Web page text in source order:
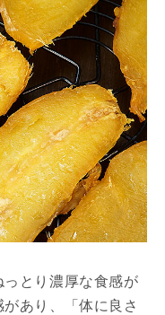
とり濃厚な食感が
あり、「体に良さ